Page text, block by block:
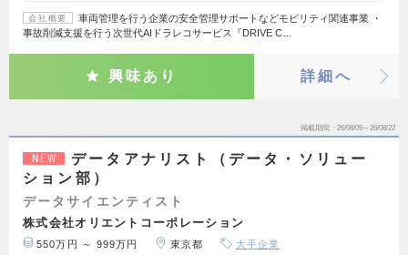
会社概要
車両管理を行う企業の安全管理サポートなどモビリティ関連事業 ・
事故削減支援を行う次世代AIドラレコサービス『DRIVE C…
興味あり 詳細へ
掲載期間 26/08/09～26/08/22
NEW
データアナリスト（データ・ソリュー
ション部）
データサイエンティスト
株式会社オリエントコーポレーション
550万円 ～ 999万円 東京都 大手企業